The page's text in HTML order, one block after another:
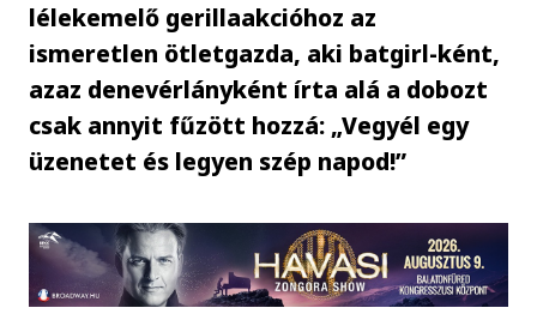
lélekemelő gerillaakcióhoz az
ismeretlen ötletgazda, aki batgirl-ként,
azaz denevérlányként írta alá a dobozt
csak annyit fűzött hozzá: „Vegyél egy
üzenetet és legyen szép napod!”